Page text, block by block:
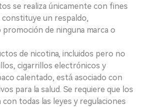
se realiza únicamente con fines
un respaldo,
de ninguna marca o
de nicotina, incluidos pero no
cigarrillos electrónicos y
calentado, está asociado con
para la salud. Se requiere que los
todas las leyes y regulaciones